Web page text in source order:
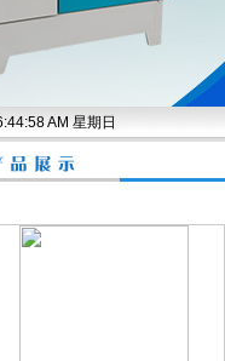
AM 星期日